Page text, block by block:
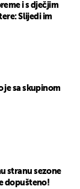
i s dječjim
Slijedi im
je sa skupinom
stranu sezone
dopušteno!